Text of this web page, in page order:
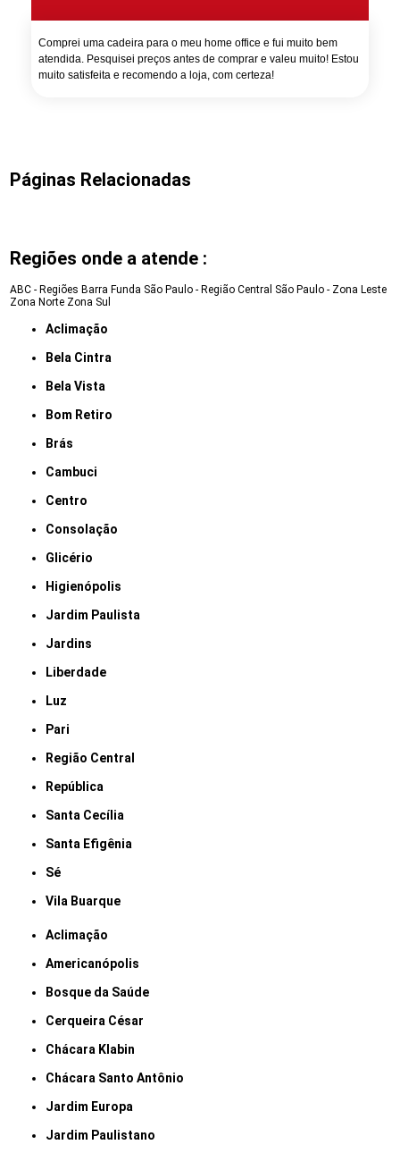
Comprei uma cadeira para o meu home office e fui muito bem
atendida. Pesquisei preços antes de comprar e valeu muito! Estou
muito satisfeita e recomendo a loja, com certeza!
Páginas Relacionadas
Regiões onde a atende :
ABC - Regiões Barra Funda São Paulo - Região Central São Paulo - Zona Leste
Zona Norte Zona Sul
Aclimação
Bela Cintra
Bela Vista
Bom Retiro
Brás
Cambuci
Centro
Consolação
Glicério
Higienópolis
Jardim Paulista
Jardins
Liberdade
Luz
Pari
Região Central
República
Santa Cecília
Santa Efigênia
Sé
Vila Buarque
Aclimação
Americanópolis
Bosque da Saúde
Cerqueira César
Chácara Klabin
Chácara Santo Antônio
Jardim Europa
Jardim Paulistano